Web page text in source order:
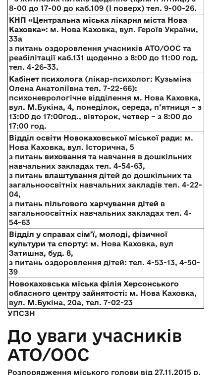
8-00 до 17-00 до каб.109 (І поверх) тел. 9-00-26.
КНП «Центральна міська лікарня міста Нова
Каховка»: м. Нова Каховка, вул. Героїв України,
33а
з питань оздоровлення учасників АТО/ООС та
реабілітації каб.131 щоденно з 8:00 до 11:00 год.
тел. 4-26-33.
Кабінет психолога (лікар-психолог: Кузьміна
Олена Анатоліївна тел. 7-22-66):
психоневрологічне відділення м. Нова Каховка,
вул. М.Букіна, 4, понеділок, середа, п’ятниця – з
13:00 до 17:00год., вівторок, четвер – з 8:00 до
17:00 год.
Відділ освіти Новокаховської міської ради: м.
Нова Каховка, вул. Історична, 5
з питань виховання та навчання в дошкільних
навчальних закладах тел. 4-54-63,
з питань влаштування дітей до дошкільних та
загальноосвітніх навчальних закладів тел. 4-22-
04,
з питань пільгового харчування дітей в
загальноосвітніх навчальних закладах тел. 4-
54-63
Відділ у справах сім’ї, молоді, фізичної
культури та спорту: м. Нова Каховка, вул
Затишна, буд. 8,
з питань оздоровлення дітей: тел. 4-53-13, 4-50-
39
Новокаховська міська філія Херсонського
обласного центру зайнятості: м. Нова Каховка,
вул. М.Букіна, 20а, тел. 7-02-23
УПСЗН
До уваги учасників
АТО/ООС
Розпорядження міського голови від 27.11.2015 р.